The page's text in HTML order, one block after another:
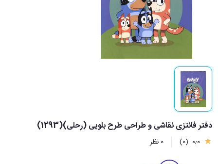
دفتر فانتزی نقاشی و طراحی طرح بلویی (رحلی)(1293)
0٫0 (0) 0 نظر